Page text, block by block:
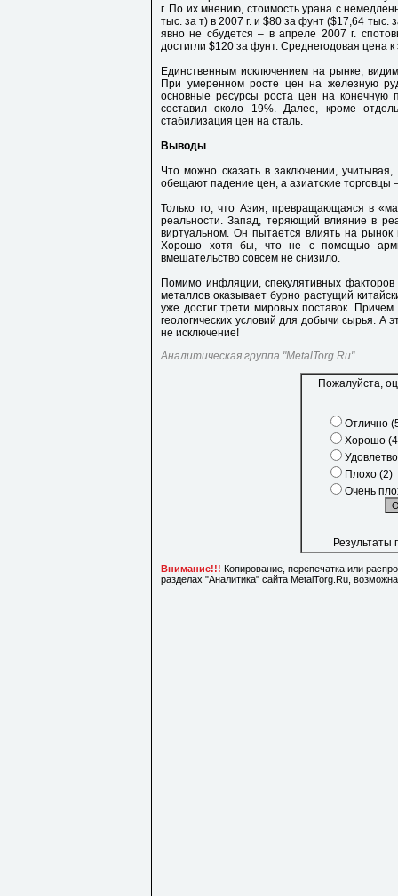
г. По их мнению, стоимость урана с
тыс. за т) в 2007 г. и $80 за фунт ($17,64 тыс.
явно не сбудется – в апреле 2007 г.
достигли $120 за фунт. Среднегодовая цена
Единственным исключением на рынке,
При умеренном росте цен на железную
основные ресурсы роста цен на конечную
составил около 19%. Далее, кроме
стабилизация цен на сталь.
Выводы
Что можно сказать в заключении,
обещают падение цен, а азиатские торговцы
Только то, что Азия, превращающаяся в
реальности. Запад, теряющий влияние в
виртуальном. Он пытается влиять на
Хорошо хотя бы, что не с помощью
вмешательство совсем не снизило.
Помимо инфляции, спекулятивных
металлов оказывает бурно растущий
уже достиг трети мировых поставок.
геологических условий для добычи сырья. А
не исключение!
Аналитическая группа "MetalTorg.Ru"
Пожалуйста,
Отлично
Хорошо
Плохо (2)
Очень
Результаты
Внимание!!! Копирование, перепечатка или
разделах "Аналитика" сайта MetalTorg.Ru,